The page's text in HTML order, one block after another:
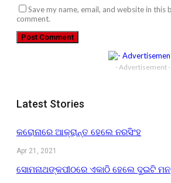
Save my name, email, and website in
comment.
- Advertisement -
Latest Stories
କରୋନାରେ ଆକ୍ରାନ୍ତ ହେଲେ ନରସିଂହ
Apr 21, 2021
ସୋମନାଥଙ୍କପୀଠରେ ଏକାଠି ହେଲେ ଦୁଇଟି ମନ